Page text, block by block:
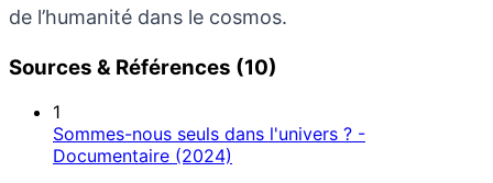
de l’humanité dans le cosmos.
Sources & Références (10)
1
Sommes-nous seuls dans l'univers ? -
Documentaire (2024)